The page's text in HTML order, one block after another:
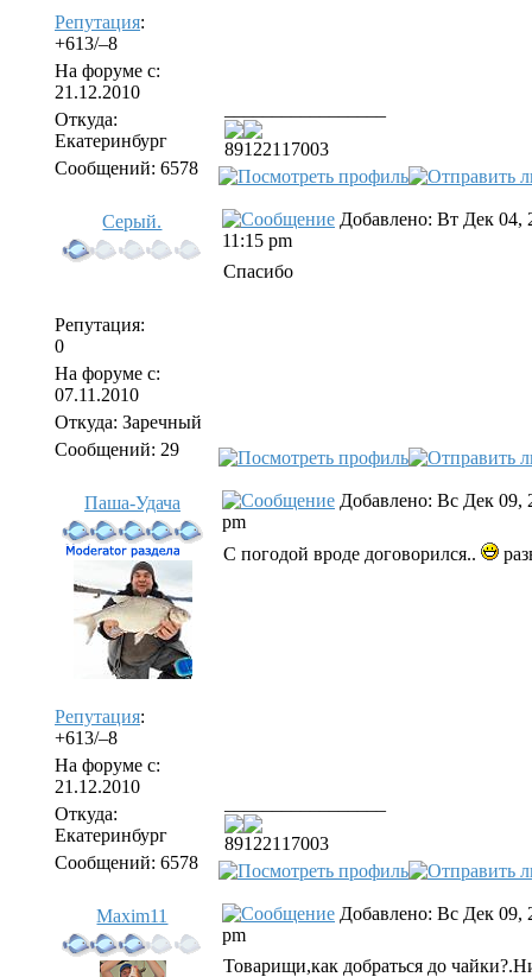
Репутация:
+613/–8
На форуме с:
21.12.2010
Откуда:
Екатеринбург
Сообщений: 6578
89122117003
Серый.
Репутация:
0
На форуме с:
07.11.2010
Откуда: Заречный
Сообщений: 29
Добавлено: Вт Дек 04,
11:15 pm
Спасибо
Паша-Удача
Репутация:
+613/–8
На форуме с:
21.12.2010
Откуда:
Екатеринбург
Сообщений: 6578
Добавлено: Вс Дек 09,
pm
С погодой вроде договорился..
89122117003
Maxim11
Добавлено: Вс Дек 09,
pm
Товарищи,как добраться до